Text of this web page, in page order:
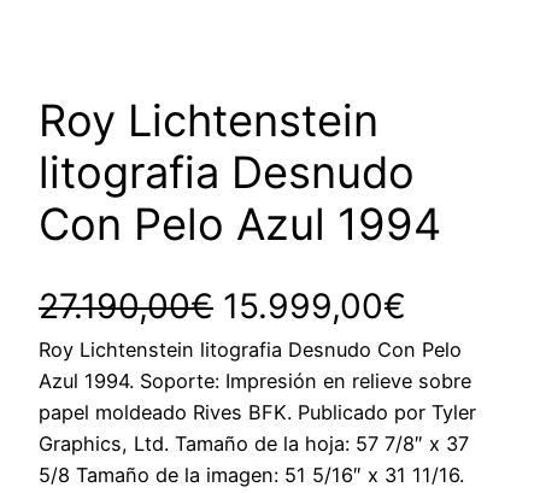
Roy Lichtenstein
litografia Desnudo
Con Pelo Azul 1994
27.190,00€ E
l
p
r
15.999,00€
l
p
r
Roy Lichtenstein litografia Desnudo Con Pelo
Azul 1994. Soporte: Impresión en relieve sobre
papel moldeado Rives BFK. Publicado por Tyler
Graphics, Ltd. Tamaño de la hoja: 57 7/8″ x 37
5/8 Tamaño de la imagen: 51 5/16″ x 31 11/16.